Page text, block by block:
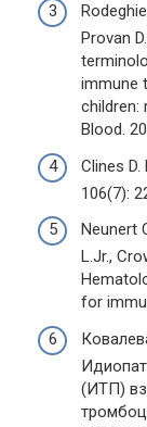
Provan
immune
children:
Blood.
Clines D.
106(7):
Neunert
L.Jr.,
for
(ИТП)